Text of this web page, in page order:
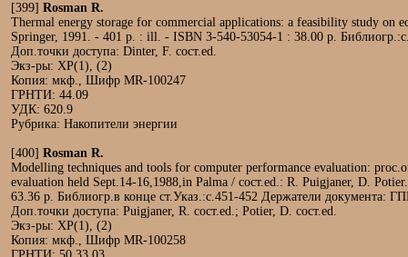
[399] Rosman R.
Thermal energy storage for commercial applications: a feasibility study on
Springer, 1991. - 401 p. : ill. - ISBN 3-540-53054-1 : 38.00 р.
Доп.точки доступа: Dinter, F. сост.ed.
Экз-ры: ХР(1), (2)
Копия: мкф., Шифр MR-100247
ГРНТИ: 44.09
УДК: 620.9
Рубрика: Накопители энергии
[400] Rosman R.
Modelling techniques and tools for computer performance evaluation:
evaluation held Sept.14-16,1988,in Palma / сост.ed.: R. Puigjaner, D.
63.36 р. Библиогр.в конце ст.Указ.:с.451-452 Держатели документа:
Доп.точки доступа: Puigjaner, R. сост.ed.; Potier, D. сост.ed.
Экз-ры: ХР(1), (2)
Копия: мкф., Шифр MR-100258